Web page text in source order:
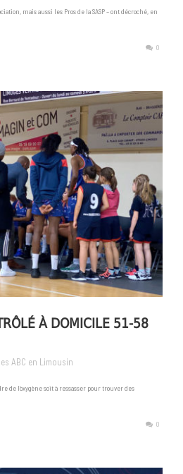
mais aussi les Pros de la SASP – ont décroché, en
0
À DOMICILE 51-58
ABC en Limousin
de l’oxygène soit à ressasser pour trouver des
0